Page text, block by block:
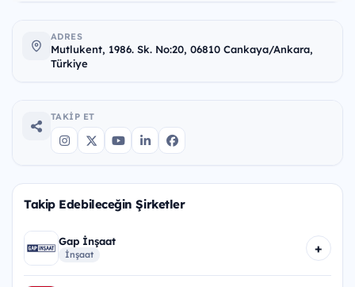
ADRES
Mutlukent, 1986. Sk. No:20, 06810 Cankaya/Ankara,
Türkiye
TAKIP ET
Takip Edebileceğin Şirketler
Gap İnşaat
İnşaat +